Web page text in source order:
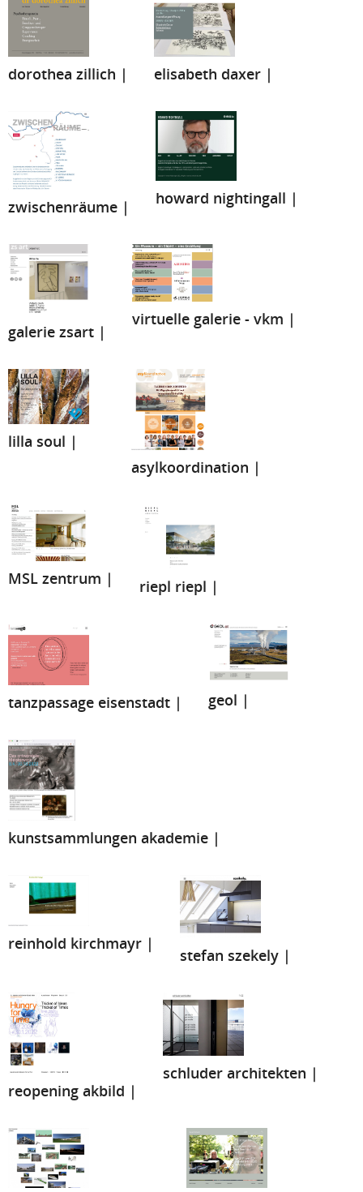
dorothea zillich | elisabeth daxer |
zwischenräume | howard nightingall |
galerie zsart |
virtuelle galerie - vkm |
lilla soul |
asylkoordination |
MSL zentrum | riepl riepl |
tanzpassage eisenstadt | geol |
kunstsammlungen akademie |
reinhold kirchmayr |
stefan szekely |
reopening akbild |
schluder architekten |